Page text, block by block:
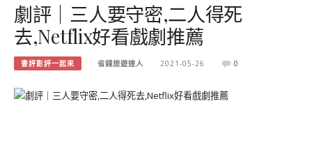
劇評｜三人要守密,二人得死
去,Netflix好看戲劇推薦
書評影評一起來 省錢旅遊達人 2021-05-26 0